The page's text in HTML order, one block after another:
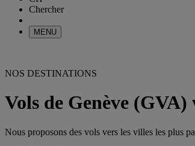
Chercher
MENU
NOS DESTINATIONS
Vols de Genève
Nous proposons des vols vers les villes les plus